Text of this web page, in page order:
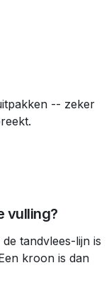
-- zeker
vulling?
tandvlees-lijn is
kroon is dan